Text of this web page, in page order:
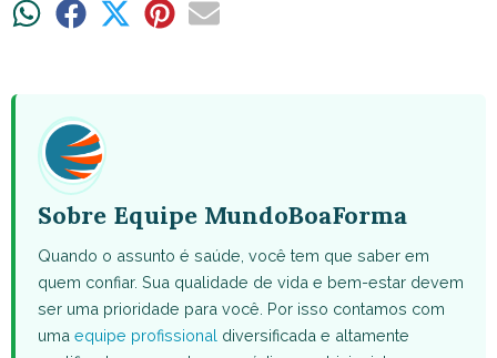
ShareShare ShareShareShare
Sobre Equipe MundoBoaForma
Quando o assunto é saúde, você tem que saber em
quem confiar. Sua qualidade de vida e bem-estar devem
ser uma prioridade para você. Por isso contamos com
uma equipe profissional diversificada e altamente